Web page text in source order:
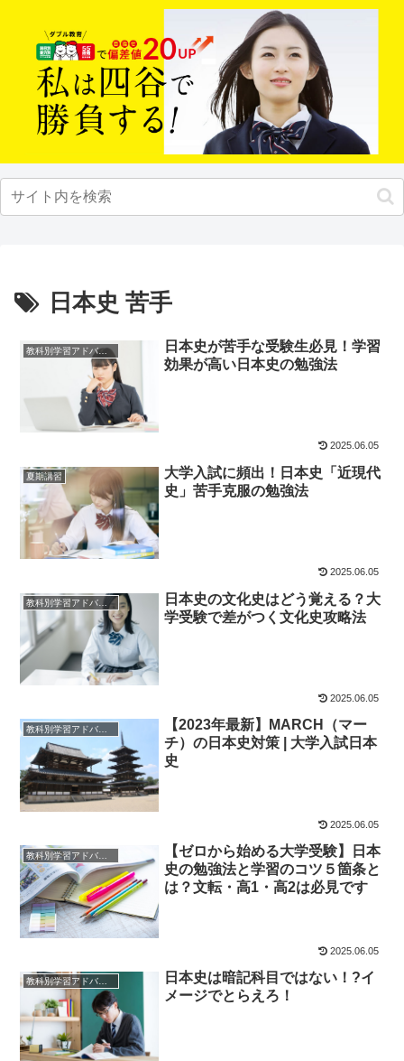
日本史 苦手
教科別学習アドバイス
日本史が苦手な受験生必見！学習
効果が高い日本史の勉強法
2025.06.05
夏期講習
大学入試に頻出！日本史「近現代
史」苦手克服の勉強法
2025.06.05
教科別学習アドバイス
日本史の文化史はどう覚える？大
学受験で差がつく文化史攻略法
2025.06.05
教科別学習アドバイス
【2023年最新】MARCH（マー
チ）の日本史対策 | 大学入試日本
史
2025.06.05
教科別学習アドバイス
【ゼロから始める大学受験】日本
史の勉強法と学習のコツ５箇条と
は？文転・高1・高2は必見です
2025.06.05
教科別学習アドバイス
日本史は暗記科目ではない！?イ
メージでとらえろ！